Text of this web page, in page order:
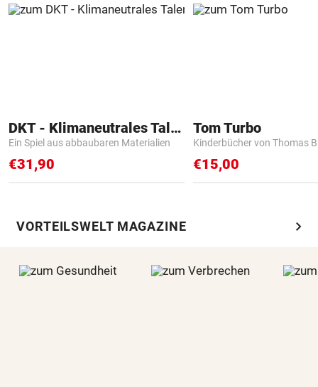
DKT - Klimaneutrales Talent
Ein Spiel aus abbaubaren Materialien
€31,90
Tom Turbo
Kinderbücher von Thomas
€15,00
VORTEILSWELT MAGAZINE chevron_right